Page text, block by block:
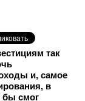
так
и, самое
в
бы смог